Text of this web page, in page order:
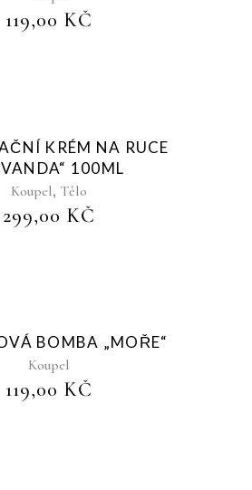
119,00 KČ
Sold
KRÉM NA RUCE
100ML
Koupel, Tělo
299,00 KČ
Sold
BOMBA „MOŘE“
Koupel
119,00 KČ